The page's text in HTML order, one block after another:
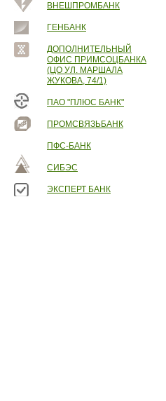
ВНЕШПРОМБАНК
ГЕНБАНК
ДОПОЛНИТЕЛЬНЫЙ
ОФИС ПРИМСОЦБАНКА
(ЦО УЛ. МАРШАЛА
ЖУКОВА, 74/1)
ПАО "ПЛЮС БАНК"
ПРОМСВЯЗЬБАНК
ПФС-БАНК
СИБЭС
ЭКСПЕРТ БАНК